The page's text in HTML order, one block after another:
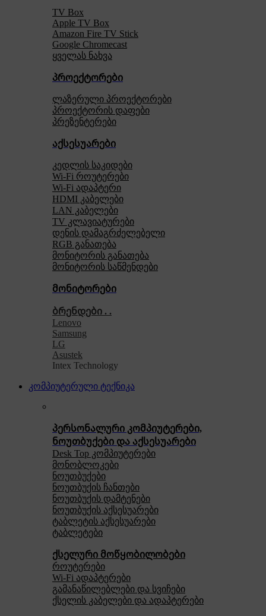
TV Box
Apple TV Box
Amazon Fire TV Stick
Google Chromecast
ყველას ნახვა
პროექტორები
ლაზერული პროექტორები
პროექტორის დაფები
პრეზენტერები
აქსესუარები
კედლის საკიდები
Wi-Fi როუტერები
Wi-Fi ადაპტერი
HDMI კაბელები
LAN კაბელები
TV კლავიატურები
დენის დამაგრძელებელი
RGB განათება
მონიტორის განათება
მონიტორის საწმენდები
მონიტორები
ბრენდები . .
Lenovo
Samsung
LG
Asustek
Intex Technology
კომპიუტერული ტექნიკა
პერსონალური კომპიუტერები,
ნოუთბუქები და აქსესუარები
Desk Top კომპიუტერები
მონობლოკები
ნოუთბუქები
ნოუთბუქის ჩანთები
ნოუთბუქის დამტენები
ნოუთბუქის აქსესუარები
ტაბლეტის აქსესუარები
ტაბლეტები
ქსელური მოწყობილობები
როუტერები
Wi-Fi ადაპტერები
გამანაწილებლები და სვიჩები
ქსელის კაბელები და ადაპტერები